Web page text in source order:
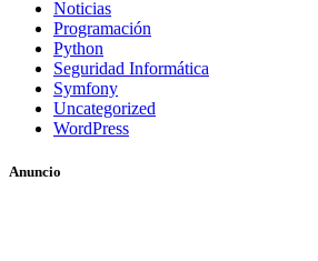
Noticias
Programación
Python
Seguridad Informática
Symfony
Uncategorized
WordPress
Anuncio